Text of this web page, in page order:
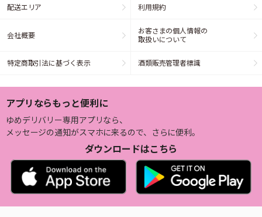
配送エリア 利用規約
会社概要
お客さまの個人情報の
取扱いについて
特定商取引法に基づく表示 酒類販売管理者標識
アプリならもっと便利に
ゆめデリバリー専用アプリなら、
メッセージの通知がスマホに来るので、さらに便利。
ダウンロードはこちら